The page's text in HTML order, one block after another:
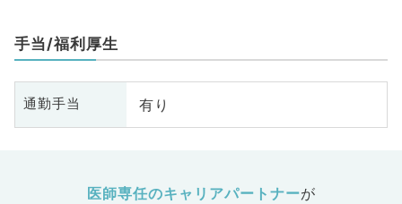
手当/福利厚生
通勤手当 有り
医師専任のキャリアパートナーが